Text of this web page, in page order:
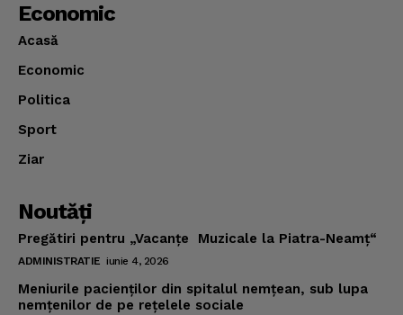
Economic
Acasă
Economic
Politica
Sport
Ziar
Noutăţi
Pregătiri pentru „Vacanţe Muzicale la Piatra-Neamţ“
ADMINISTRATIE iunie 4, 2026
Meniurile pacienţilor din spitalul nemţean, sub lupa
nemţenilor de pe reţelele sociale